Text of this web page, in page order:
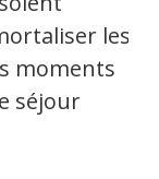
les
moments
séjour